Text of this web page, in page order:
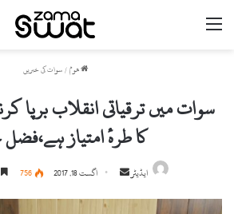
ھوم / سوات کی خبریں
سوات میں ترقیاتی انقلاب برپا
کا طرۂ امتیاز
ایڈیٹر اگست 18, 2017 756